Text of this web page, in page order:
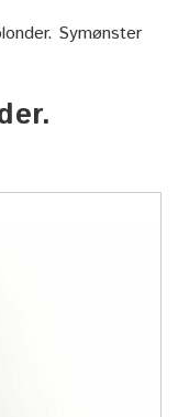
Symønster